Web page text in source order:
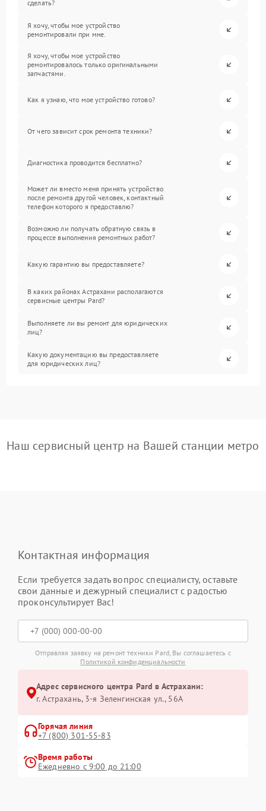
сделать?
Я хочу, чтобы мое устройство
ремонтировали при мне.
Я хочу, чтобы мое устройство
ремонтировалось только оригинальными
запчастями.
Как я узнаю, что мое устройство готово?
От чего зависит срок ремонта техники?
Диагностика проводится бесплатно?
Может ли вместо меня принять устройство
после ремонта другой человек, контактный
телефон которого я предоставлю?
Возможно ли получать обратную связь в
процессе выполнения ремонтных работ?
Какую гарантию вы предоставляете?
В каких районах Астрахани располагаются
сервисные центры Pard?
Выполняете ли вы ремонт для юридических
лиц?
Какую документацию вы предоставляете
для юридических лиц?
Наш сервисный центр на Вашей станции метро
Контактная информация
Если требуется задать вопрос специалисту, оставьте
свои данные и дежурный специалист с радостью
проконсультирует Вас!
Отправляя заявку на ремонт техники Pard, Вы соглашаетесь с
Политикой конфиденциальности
Адрес сервисного центра Pard в Астрахани:
г. Астрахань, 3-я Зеленгинская ул., 56А
Горячая линия
+7 (800) 301-55-83
Время работы
Ежедневно с 9:00 до 21:00